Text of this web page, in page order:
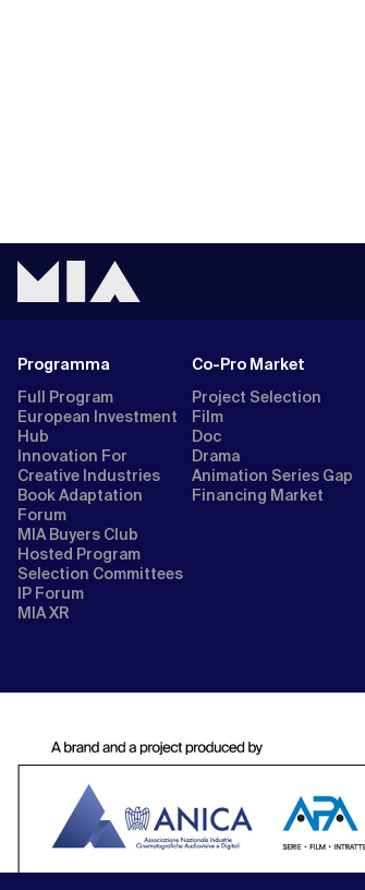
Programma
Full Program
European Investment
Hub
Innovation For
Creative Industries
Book Adaptation
Forum
MIA Buyers Club
Hosted Program
Selection Committees
IP Forum
MIA XR
Co-Pro Market
Project Selection
Film
Doc
Drama
Animation Series Gap
Financing Market